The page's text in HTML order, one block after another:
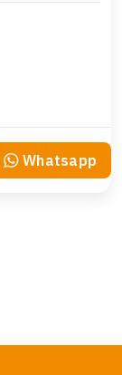
Whatsapp